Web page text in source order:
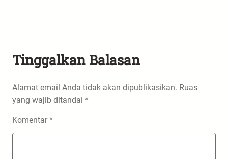
Tinggalkan Balasan
Alamat email Anda tidak akan dipublikasikan. Ruas
yang wajib ditandai *
Komentar*